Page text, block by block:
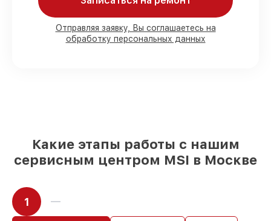
комплектующих MSI в наличии на
складе в Москве, остальные доступны
для срочного заказа
Отправляя заявку, Вы соглашаетесь на
обработку персональных данных
Какие этапы работы с нашим
сервисным центром MSI в Москве
1